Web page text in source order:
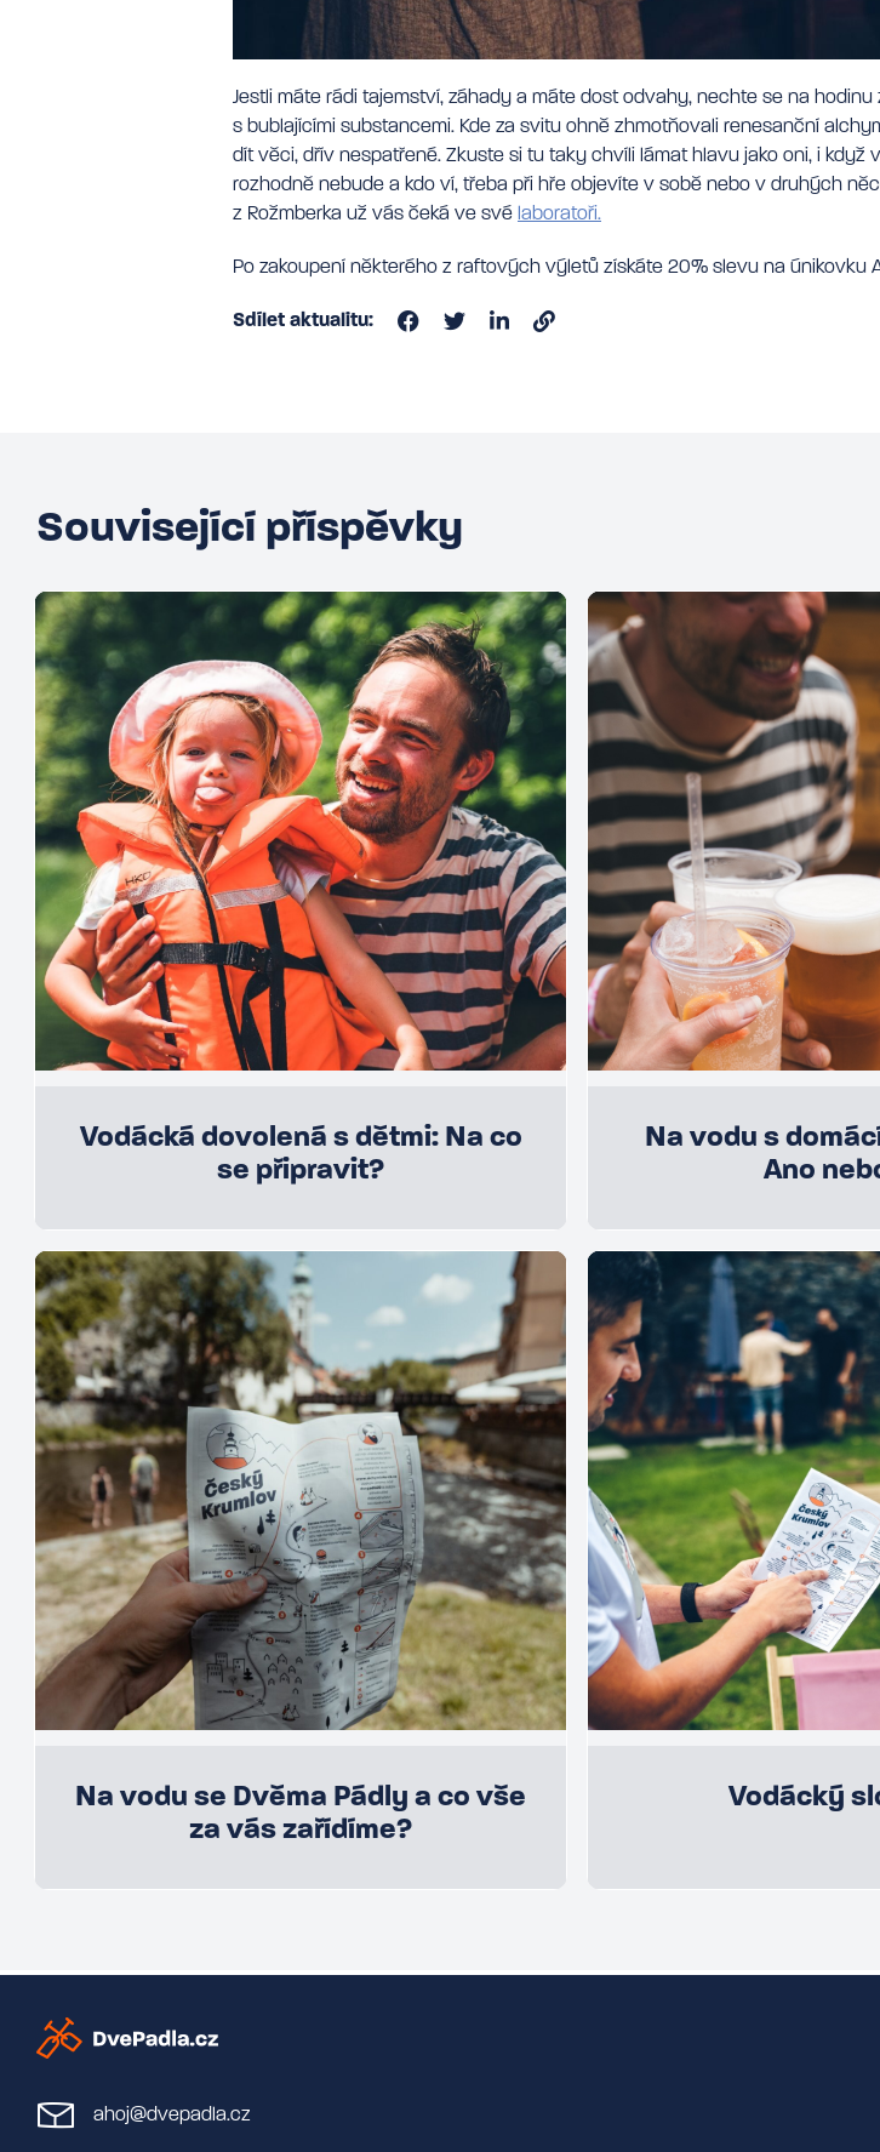
Jestli máte rádi tajemství, záhady a máte dost odvahy, nechte se na
s bublajícími substancemi. Kde za svitu ohně zhmotňovali renesanční
dít věci, dřív nespatřené. Zkuste si tu taky chvíli lámat hlavu jako oni, i
rozhodně nebude a kdo ví, třeba při hře objevíte v sobě nebo v druhých
z Rožmberka už vás čeká ve své laboratoři.
Po zakoupení některého z raftových výletů získáte 20% slevu na únikovku
Sdílet aktualitu:
Související příspěvky
Vodácká dovolená s dětmi: Na co
se připravit?
Na vodu s
Ano
Na vodu se Dvěma Pádly a co vše
za vás zařídíme?
Vodácký
ahoj@dvepadla.cz